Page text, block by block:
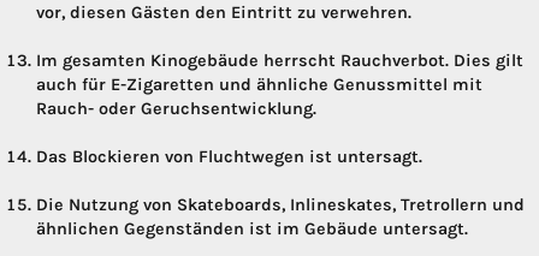
vor, diesen Gästen den Eintritt zu verwehren.
Im gesamten Kinogebäude herrscht Rauchverbot. Dies gilt
auch für E-Zigaretten und ähnliche Genussmittel mit
Rauch- oder Geruchsentwicklung.
Das Blockieren von Fluchtwegen ist untersagt.
Die Nutzung von Skateboards, Inlineskates, Tretrollern und
ähnlichen Gegenständen ist im Gebäude untersagt.